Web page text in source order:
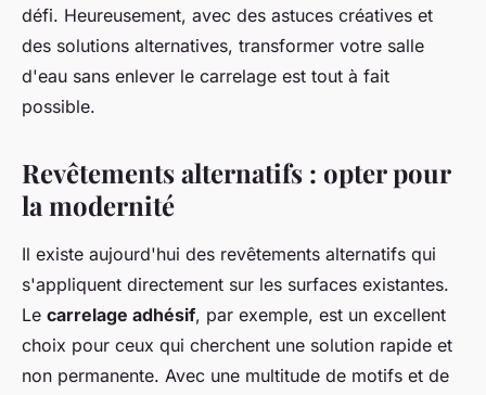
défi. Heureusement, avec des astuces créatives et
des solutions alternatives, transformer votre salle
d'eau sans enlever le carrelage est tout à fait
possible.
Revêtements alternatifs : opter pour
la modernité
Il existe aujourd'hui des revêtements alternatifs qui
s'appliquent directement sur les surfaces existantes.
Le carrelage adhésif, par exemple, est un excellent
choix pour ceux qui cherchent une solution rapide et
non permanente. Avec une multitude de motifs et de